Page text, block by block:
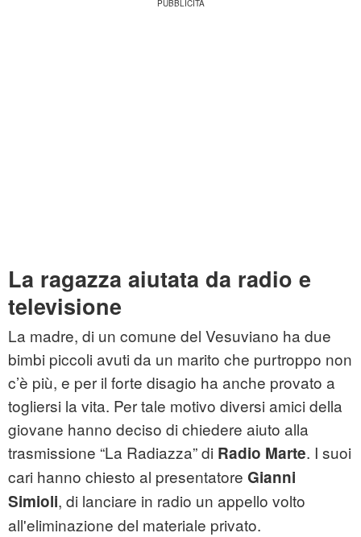
La ragazza aiutata da radio e
televisione
La madre, di un comune del Vesuviano ha due
bimbi piccoli avuti da un marito che purtroppo non
c’è più, e per il forte disagio ha anche provato a
togliersi la vita. Per tale motivo diversi amici della
giovane hanno deciso di chiedere aiuto alla
trasmissione “La Radiazza” di Radio Marte. I suoi
cari hanno chiesto al presentatore Gianni
Simioli, di lanciare in radio un appello volto
all'eliminazione del materiale privato.